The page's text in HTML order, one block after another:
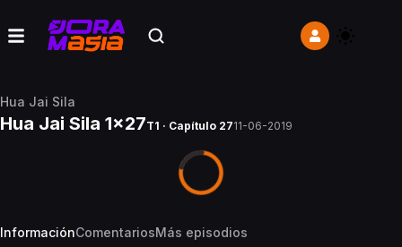
Hua Jai Sila
Hua Jai Sila 1x27T1 · Capítulo 2711-06-2019
InformaciónComentariosMás episodios